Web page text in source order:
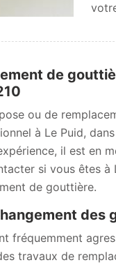
de
ou de
à Le Puid,
il est en
si vous êtes
de gouttière.
des
fréquemment
travaux de